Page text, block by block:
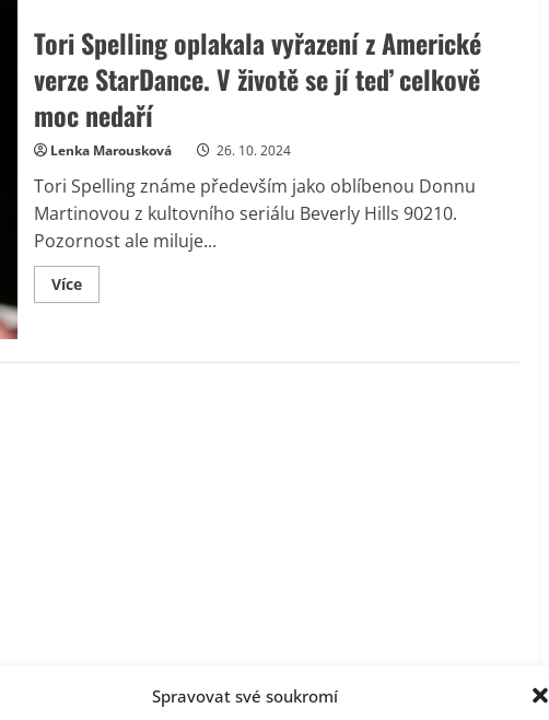
Spravovat své soukromí
Tori Spelling oplakala vyřazení z Americké
verze StarDance. V životě se jí teď celkově
moc nedaří
Lenka Marousková 26. 10. 2024
Tori Spelling známe především jako oblíbenou Donnu
Martinovou z kultovního seriálu Beverly Hills 90210.
Pozornost ale miluje...
VíceRead
more